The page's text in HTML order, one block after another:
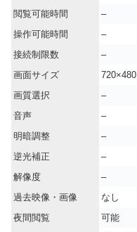
閲覧可能時間
–
操作可能時間
–
接続制限数
–
画面サイズ
720×480
画質選択
–
音声
–
明暗調整
–
逆光補正
–
解像度
–
過去映像・画像
なし
夜間閲覧
可能